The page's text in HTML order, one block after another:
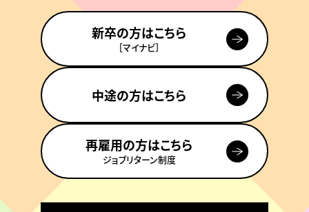
新卒の方はこちら
［マイナビ］
中途の方はこちら
再雇用の方はこちら
ジョブリターン制度